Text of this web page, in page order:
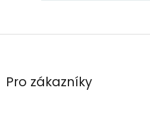
Z
pPro zákazníky